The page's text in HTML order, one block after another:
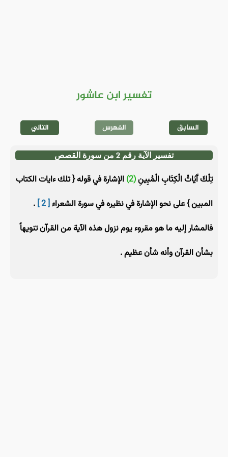
تفسير ابن عاشور
السابق الفهرس التالي
تفسير الآية رقم 2 من سورة القصص
تِلْكَ آَيَاتُ الْكِتَابِ الْمُبِينِ(2)
الإشارة في قوله { تلك ءايات الكتاب
المبين } على نحو الإشارة في نظيره في سورة الشعراء[ 2 ]
.
فالمشار إليه ما هو مقروء يوم نزول هذه الآية من القرآن تنويهاً
بشأن القرآن وأنه شأن عظيم .